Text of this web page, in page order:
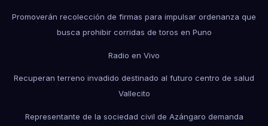
Promoverán recolección de firmas para impulsar ordenanza que
busca prohibir corridas de toros en Puno
Radio en Vivo
Recuperan terreno invadido destinado al futuro centro de salud
Vallecito
Representante de la sociedad civil de Azángaro demanda